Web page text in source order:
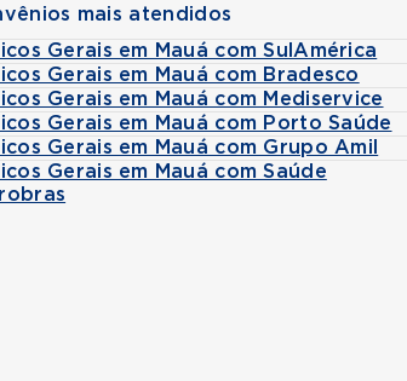
mais atendidos
Gerais em Mauá com SulAmérica
Gerais em Mauá com Bradesco
Gerais em Mauá com Mediservice
Gerais em Mauá com Porto Saúde
Gerais em Mauá com Grupo Amil
Gerais em Mauá com Saúde